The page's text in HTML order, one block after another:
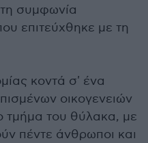
συμφωνία
επιτεύχθηκε με τη
κοντά σ' ένα
οικογενειών
τμήμα του θύλακα, με
πέντε άνθρωποι και